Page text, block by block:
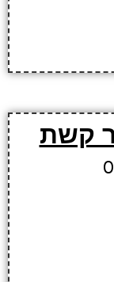
קשת